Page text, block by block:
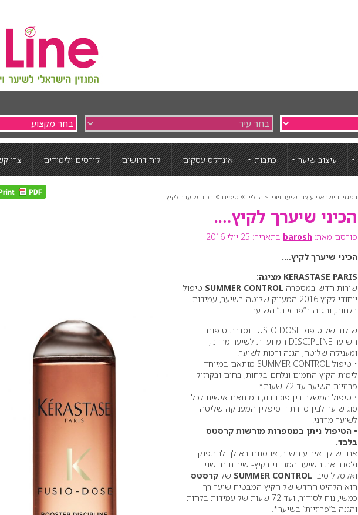
עיצוב שיער כתבות אינדקס עסקים לוח דרושים קורסים ולימודים צרו
המגזין הישראלי עיצוב שיער ויופי ~ הדליין » טיפים » הכיני שיערך לקיץ….
הכיני שיערך לקיץ….
פורסם מאת: barosh בתאריך: 25 יולי 2016
הכיני שיערך לקיץ….
KERASTASE PARIS מציגה:
שירות חדש במספרה SUMMER CONTROL טיפול
ייחודי לקיץ 2016 המעניק שליטה בשיער, עמידות
בלחות, והגנה ב”פריזיות” השיער.
שילוב של טיפול FUSIO DOSE וסדרת טיפוח
השיער DISCIPLINE המיועדת לשיער מרדני,
ומעניקה שליטה, הגנה ורכות לשיער.
• טיפול SUMMER CONTROL מותאם במיוחד
לימות הקיץ החמים ונלחם בלחות, בחום ובקרזול –
פריזיות השיער עד 72 שעות*.
• טיפול המשלב בין פוזיו דוז, המותאם אישית לכל
סוג שיער לבין סדרת דיסיפלין המעניקה שליטה
לשיער מרדני.
• הטיפול ניתן במספרות מורשות קרסטס
בלבד.
אם יש לך אירוע חשוב, או סתם בא לך להתפנק
ולסדר את השיער המרדני בקיץ- שירות חדשני
ואקסקלוסיבי SUMMER CONTROL של קרסטס
הוא הלהיט החדש של הקיץ המבטיח שיער רך
כמשי, נוח לסידור, ועד 72 שעות של עמידות בלחות
והגנה ב”פריזיות” בשיער*.